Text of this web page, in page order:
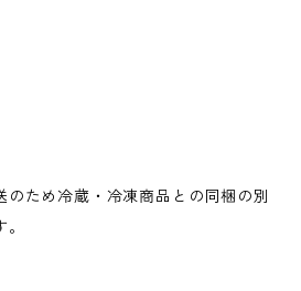
のため冷蔵・冷凍商品との同梱の別